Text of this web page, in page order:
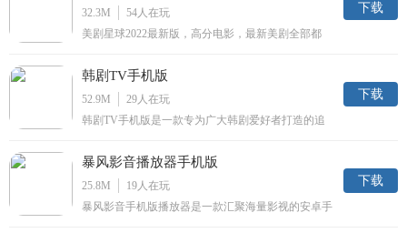
32.3M 54人在玩
美剧星球2022最新版，高分电影，最新美剧全部都
日剧、英剧、纪录片以及综艺等内容。
下载
韩剧TV手机版
52.9M 29人在玩
韩剧TV手机版是一款专为广大韩剧爱好者打造的追
台，让你可以第一时间收看最新韩剧。
下载
暴风影音播放器手机版
25.8M 19人在玩
暴风影音手机版播放器是一款汇聚海量影视的安卓手
下载